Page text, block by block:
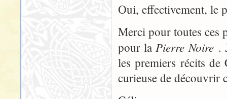
Oui, effectivement, le
Merci pour toutes ces
pour laPierre Noire.
les premiers récits
curieuse de découvrir